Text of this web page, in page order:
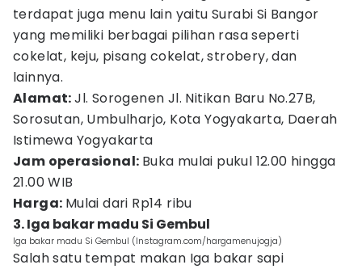
terdapat juga menu lain yaitu Surabi Si Bangor
yang memiliki berbagai pilihan rasa seperti
cokelat, keju, pisang cokelat, strobery, dan
lainnya.
Alamat:Jl. Sorogenen Jl. Nitikan Baru No.27B,
Sorosutan, Umbulharjo, Kota Yogyakarta, Daerah
Istimewa Yogyakarta
Jam operasional: Buka mulai pukul 12.00 hingga
21.00 WIB
Harga: Mulai dari Rp14 ribu
3. Iga bakar madu Si Gembul
Iga bakar madu Si Gembul (Instagram.com/hargamenujogja)
Salah satu tempat makan Iga bakar sapi